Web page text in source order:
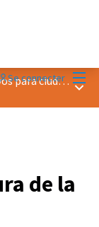
Se connecter
Encuentro sobre Presupuestos Participativos para ciudades más verdes
de la